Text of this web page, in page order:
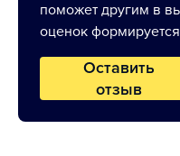
поможет другим в
оценок
Оставить
отзыв